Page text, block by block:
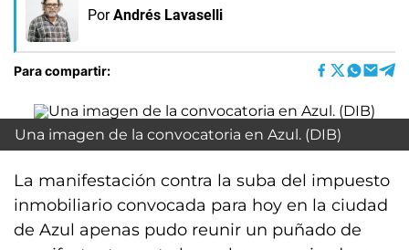
Por Andrés Lavaselli
Para compartir:
Una imagen de la convocatoria en Azul. (DIB)
La manifestación contra la suba del impuesto
inmobiliario convocada para hoy en la ciudad
de Azul apenas pudo reunir un puñado de